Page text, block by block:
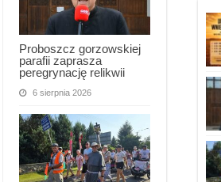
Proboszcz gorzowskiej
parafii zaprasza
peregrynację relikwii
6 sierpnia 2026